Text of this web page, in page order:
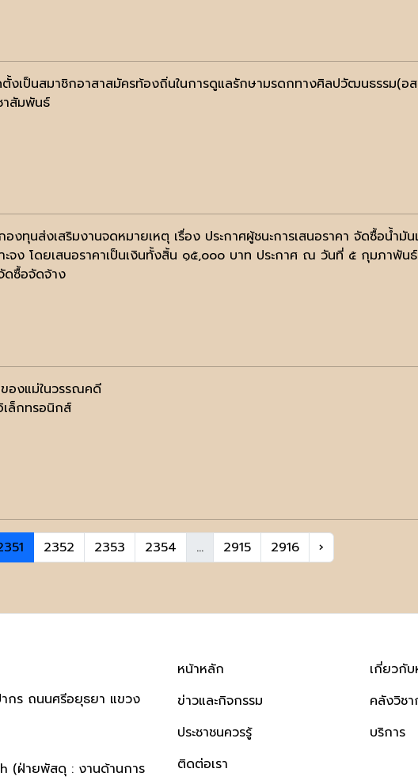
งเป็นสมาชิกอาสาสมัครท้องถิ่นในการดูแลรักษามรดกทางศิลปวัฒนธรรม(อ
าสัมพันธ์
องทุนส่งเสริมงานจดหมายเหตุ เรื่อง ประกาศผู้ชนะการเสนอราคา จัดซื้อน้ำมั
าะจง โดยเสนอราคาเป็นเงินทั้งสิ้น ๑๕,๐๐๐ บาท ประกาศ ณ วันที่ ๕ กุมภาพั
ดซื้อจัดจ้าง
องแม่ในวรรณคดี
ล็กทรอนิกส์
2352 2353 2354 ... 2915 2916 ›
กร ถนนศรีอยุธยา แขวง
(ฝ่ายพัสดุ : งานด้านการ
หน้าหลัก
ข่าวและกิจกรรม
ประชาชนควรรู้
ติดต่อเรา
เกี่ยวกั
คลังวิชา
บริการ